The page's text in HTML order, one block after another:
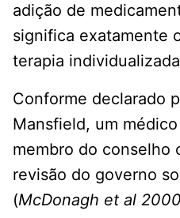
adição de
significa exatamente
terapia
Conforme declarado
Mansfield, um
membro do conselho
revisão do governo
(McDonagh et al 2000